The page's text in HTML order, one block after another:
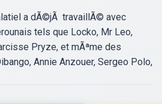
a dÃ©jÃ travaillÃ© avec
tels que Locko, Mr Leo,
Pryze, et mÃªme des
Annie Anzouer, Sergeo Polo,